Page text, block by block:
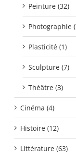
Peinture (32)
Photographie
Plasticité (1)
Sculpture (7)
Théâtre (3)
Cinéma (4)
Histoire (12)
Littérature (63)